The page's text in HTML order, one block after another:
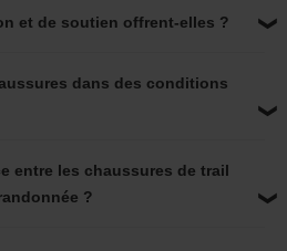
et de soutien offrent-elles ?
dans des conditions
entre les chaussures de trail
?